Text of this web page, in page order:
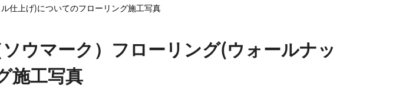
仕上げ)についてのフローリング施工写真
ウマーク）フローリング(ウォールナッ
施工写真